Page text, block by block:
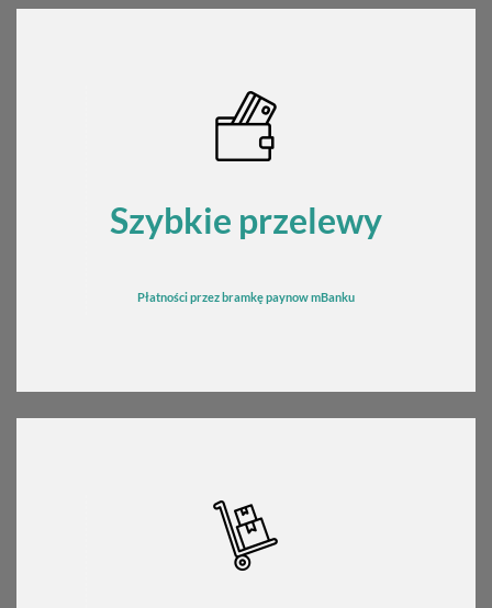
Szybkie przelewy
Płatności przez bramkępaynow mBanku